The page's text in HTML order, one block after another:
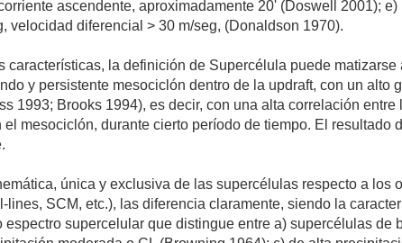
ascendente, aproximadamente 20' (Doswell 2001);
velocidad diferencial > 30 m/seg, (Donaldson 1970).
características, la definición de Supercélula puede
y persistente mesociclón dentro de la updraft, con un alto
1993; Brooks 1994), es decir, con una alta correlación
el mesociclón, durante cierto período de tiempo. El
única y exclusiva de las supercélulas respecto a los
lines, SCM, etc.), las diferencia claramente, siendo la
espectro supercelular que distingue entre a) supercélulas